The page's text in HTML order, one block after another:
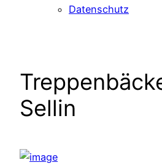
Datenschutz
Sellin